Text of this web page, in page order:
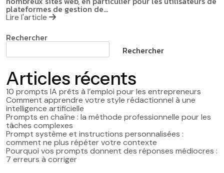
plateformes de gestion de…
Lire l'article
Rechercher
Rechercher
Articles récents
10 prompts IA prêts à l’emploi pour les entrepreneurs
Comment apprendre votre style rédactionnel à une
intelligence artificielle
Prompts en chaîne : la méthode professionnelle pour les
tâches complexes
Prompt système et instructions personnalisées :
comment ne plus répéter votre contexte
Pourquoi vos prompts donnent des réponses médiocres :
7 erreurs à corriger